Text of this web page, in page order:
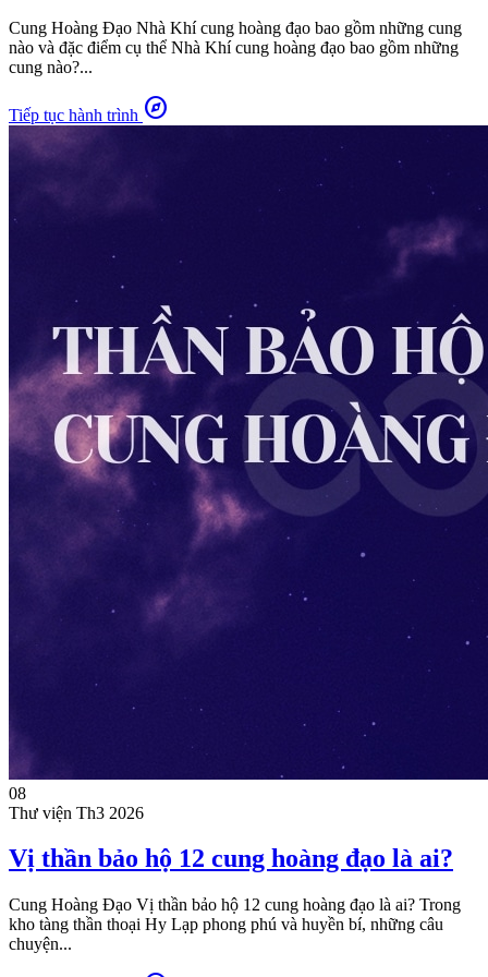
Cung Hoàng Đạo Nhà Khí cung hoàng đạo bao gồm những cung
nào và đặc điểm cụ thể Nhà Khí cung hoàng đạo bao gồm những
cung nào?...
Tiếp tục hành trình explore
08
Thư viện Th3 2026
Vị thần bảo hộ 12 cung hoàng đạo là ai?
Cung Hoàng Đạo Vị thần bảo hộ 12 cung hoàng đạo là ai? Trong
kho tàng thần thoại Hy Lạp phong phú và huyền bí, những câu
chuyện...